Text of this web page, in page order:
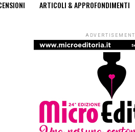
ARTICOLI & APPROFONDIMENTI
ADVERTISEMENT